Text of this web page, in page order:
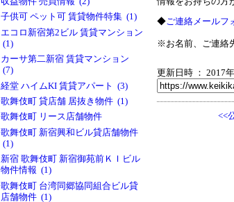
◆ご連絡メールフ
※お名前、ご連絡
更新日時 ： 2017
<<
子供可 ペット可 賃貸物件特集 (1)
エコロ新宿第2ビル 賃貸マンション
(1)
カーサ第二新宿 賃貸マンション
(7)
経堂 ハイムKI 賃貸アパート (3)
歌舞伎町 貸店舗 居抜き物件 (1)
歌舞伎町 リース店舗物件
歌舞伎町 新宿興和ビル貸店舗物件
(1)
新宿 歌舞伎町 新宿御苑前ＫＩビル
物件情報 (1)
歌舞伎町 台湾同郷協同組合ビル貸
店舗物件 (1)